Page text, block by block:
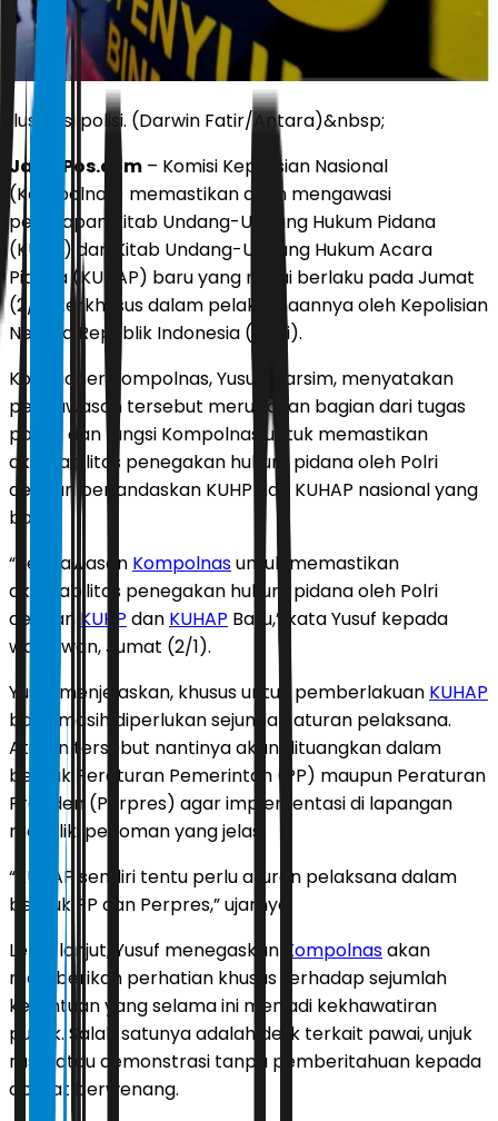
Ilustrasi polisi. (Darwin Fatir/Antara)&nbsp;
JawaPos.com – Komisi Kepolisian Nasional
(Kompolnas) memastikan akan mengawasi
penerapan Kitab Undang-Undang Hukum Pidana
(KUHP) dan Kitab Undang-Undang Hukum Acara
Pidana (KUHAP) baru yang mulai berlaku pada Jumat
(2/1), terkhusus dalam pelaksanaannya oleh Kepolisian
Negara Republik Indonesia (Polri).
Komisioner Kompolnas, Yusuf Warsim, menyatakan
pengawasan tersebut merupakan bagian dari tugas
pokok dan fungsi Kompolnas untuk memastikan
akuntabilitas penegakan hukum pidana oleh Polri
dengan berlandaskan KUHP dan KUHAP nasional yang
baru.
“Pengawasan Kompolnasuntuk memastikan
akuntabilitas penegakan hukum pidana oleh Polri
dengan KUHP dan KUHAP Baru,” kata Yusuf kepada
wartawan, Jumat (2/1).
Yusuf menjelaskan, khusus untuk pemberlakuan KUHAP
baru, masih diperlukan sejumlah aturan pelaksana.
Aturan tersebut nantinya akan dituangkan dalam
bentuk Peraturan Pemerintah (PP) maupun Peraturan
Presiden (Perpres) agar implementasi di lapangan
memiliki pedoman yang jelas.
“KUHAP sendiri tentu perlu aturan pelaksana dalam
bentuk PP dan Perpres,” ujarnya.
Lebih lanjut, Yusuf menegaskan Kompolnasakan
memberikan perhatian khusus terhadap sejumlah
ketentuan yang selama ini menjadi kekhawatiran
publik. Salah satunya adalah delik terkait pawai, unjuk
rasa, atau demonstrasi tanpa pemberitahuan kepada
aparat berwenang.